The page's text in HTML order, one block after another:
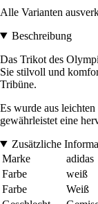
Alle Varianten
Beschreibung
Das Trikot des
Sie stilvoll und
Tribüne.
Es wurde aus
gewährleistet eine
Zusätzliche
Marke
adidas
Farbe
weiß
Farbe
Weiß